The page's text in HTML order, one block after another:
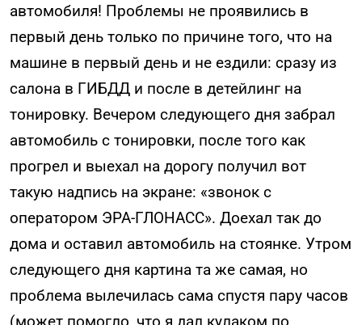
автомобиля! Проблемы не проявились в
первый день только по причине того, что на
машине в первый день и не ездили: сразу из
салона в ГИБДД и после в детейлинг на
тонировку. Вечером следующего дня забрал
автомобиль с тонировки, после того как
прогрел и выехал на дорогу получил вот
такую надпись на экране: «звонок с
оператором ЭРА-ГЛОНАСС». Доехал так до
дома и оставил автомобиль на стоянке. Утром
следующего дня картина та же самая, но
проблема вылечилась сама спустя пару часов
(может помогло, что я дал кулаком по